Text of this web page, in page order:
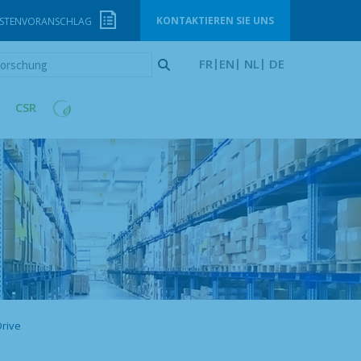
KONTAKTIEREN SIE UNS
CSR
FR EN NL DE